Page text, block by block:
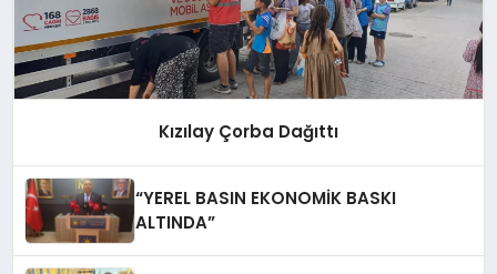
Kızılay Çorba Dağıttı
“YEREL BASIN EKONOMİK BASKI
ALTINDA”